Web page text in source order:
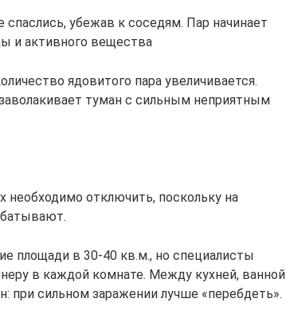
убежав к соседям. Пар начинает
и активного вещества
ядовитого пара увеличивается.
туман с сильным неприятным
необходимо отключить, поскольку на
площади в 30-40 кв.м., но специалисты
в каждой комнате. Между кухней, ванной
при сильном заражении лучше «перебдеть».